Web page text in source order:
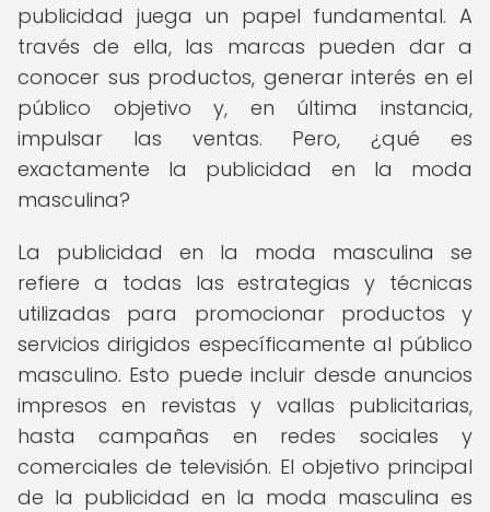
publicidad juega un papel fundamental. A
través de ella, las marcas pueden dar a
conocer sus productos, generar interés en el
público objetivo y, en última instancia,
impulsar las ventas. Pero, ¿qué es
exactamente la publicidad en la moda
masculina?
La publicidad en la moda masculina se
refiere a todas las estrategias y técnicas
utilizadas para promocionar productos y
servicios dirigidos específicamente al público
masculino. Esto puede incluir desde anuncios
impresos en revistas y vallas publicitarias,
hasta campañas en redes sociales y
comerciales de televisión. El objetivo principal
de la publicidad en la moda masculina es